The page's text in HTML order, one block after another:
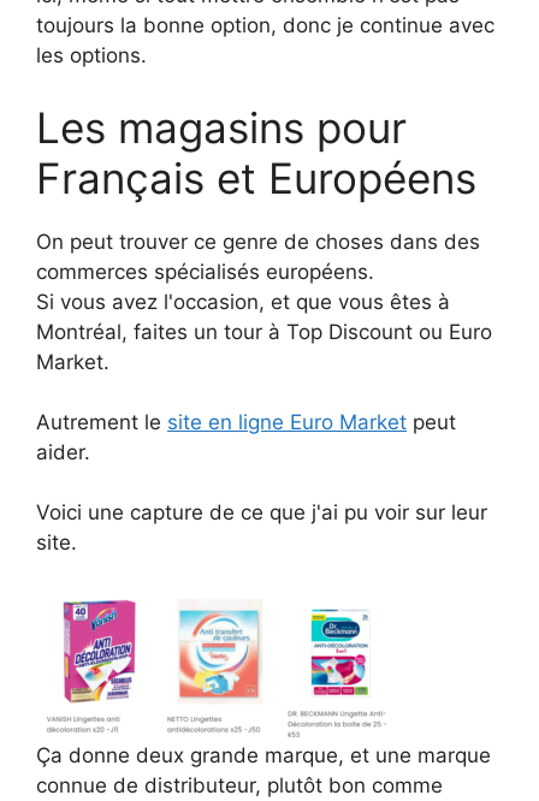
toujours la bonne option, donc je continue avec
les options.
Les magasins pour
Français et Européens
On peut trouver ce genre de choses dans des
commerces spécialisés européens.
Si vous avez l'occasion, et que vous êtes à
Montréal, faites un tour à Top Discount ou Euro
Market.
Autrement le site en ligne Euro Market peut
aider.
Voici une capture de ce que j'ai pu voir sur leur
site.
Ça donne deux grande marque, et une marque
connue de distributeur, plutôt bon comme